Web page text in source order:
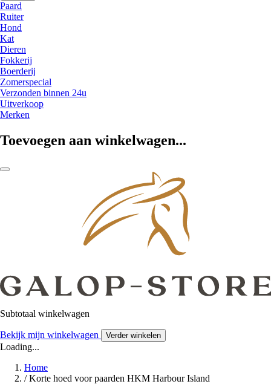
Paard
Ruiter
Hond
Kat
Dieren
Fokkerij
Boerderij
Zomerspecial
Verzonden binnen 24u
Uitverkoop
Merken
Toevoegen aan winkelwagen...
Subtotaal winkelwagen
Bekijk mijn winkelwagen Verder winkelen
Loading...
Home
/ Korte hoed voor paarden HKM Harbour Island